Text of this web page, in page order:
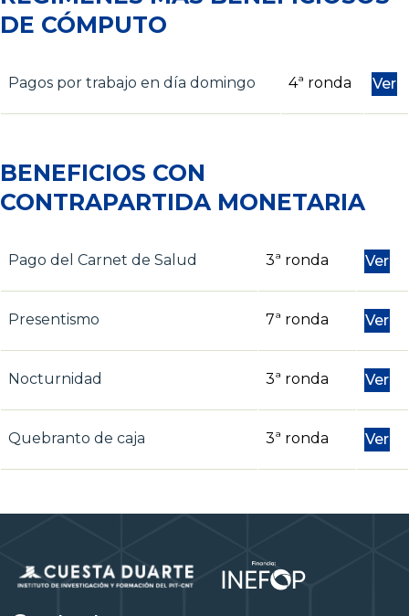
DE CÓMPUTO
Pagos por trabajo en día domingo 4ª ronda Ver
BENEFICIOS CON
CONTRAPARTIDA MONETARIA
Pago del Carnet de Salud 3ª ronda Ver
Presentismo 7ª ronda Ver
Nocturnidad 3ª ronda Ver
Quebranto de caja 3ª ronda Ver